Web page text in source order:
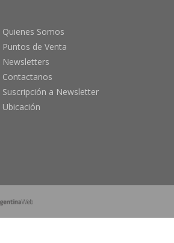
Quienes Somos
Puntos de Venta
Newsletters
Contactanos
Suscripción a Newsletter
Ubicación